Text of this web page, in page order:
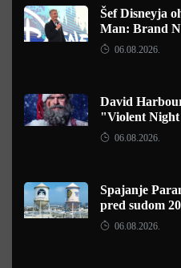
Šef Disneyja
Man: Brand
06.08.2026.
David
"Violent
06.08.2026.
Spajanje
pred sudom
06.08.2026.